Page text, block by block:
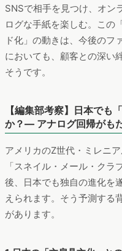
SNSで相手を見つけ、オン
ログな手紙を楽しむ。この
ド化」の動きは、今後のフ
においても、顧客との深い
そうです。
【編集部考察】日本でも
か？― アナログ回帰がも
アメリカのZ世代・ミレニ
「スネイル・メール・ク
後、日本でも独自の進化を
えられます。そう予測する
があります。